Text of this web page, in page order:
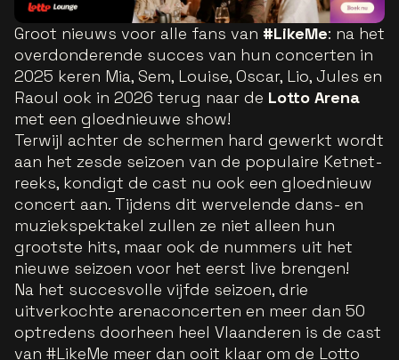
Groot nieuws voor alle fans van #LikeMe: na het
overdonderende succes van hun concerten in
2025 keren Mia, Sem, Louise, Oscar, Lio, Jules en
Raoul ook in 2026 terug naar de Lotto Arena
met een gloednieuwe show!
Terwijl achter de schermen hard gewerkt wordt
aan het zesde seizoen van de populaire Ketnet-
reeks, kondigt de cast nu ook een gloednieuw
concert aan. Tijdens dit wervelende dans- en
muziekspektakel zullen ze niet alleen hun
grootste hits, maar ook de nummers uit het
nieuwe seizoen voor het eerst live brengen!
Na het succesvolle vijfde seizoen, drie
uitverkochte arenaconcerten en meer dan 50
optredens doorheen heel Vlaanderen is de cast
van #LikeMe meer dan ooit klaar om de Lotto